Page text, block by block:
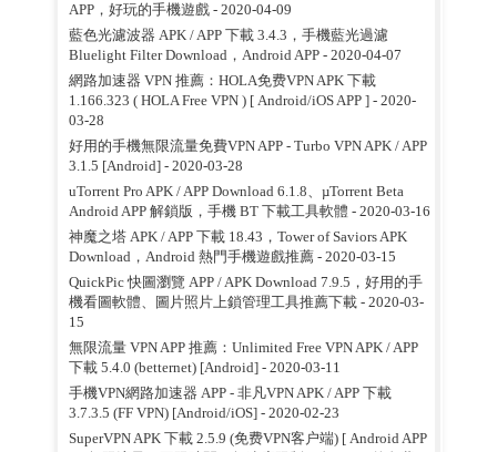
APP，好玩的手機遊戲- 2020-04-09
藍色光濾波器 APK / APP 下載 3.4.3，手機藍光過濾
Bluelight Filter Download，Android APP- 2020-04-07
網路加速器 VPN 推薦：HOLA免费VPN APK 下載
1.166.323 ( HOLA Free VPN ) [ Android/iOS APP ]- 2020-
03-28
好用的手機無限流量免費VPN APP - Turbo VPN APK / APP
3.1.5 [Android]- 2020-03-28
uTorrent Pro APK / APP Download 6.1.8、µTorrent Beta
Android APP 解鎖版，手機 BT 下載工具軟體 - 2020-03-16
神魔之塔 APK / APP 下載 18.43，Tower of Saviors APK
Download，Android 熱門手機遊戲推薦- 2020-03-15
QuickPic 快圖瀏覽 APP / APK Download 7.9.5，好用的手
機看圖軟體、圖片照片上鎖管理工具推薦下載- 2020-03-
15
無限流量 VPN APP 推薦：Unlimited Free VPN APK / APP
下載 5.4.0 (betternet) [Android]- 2020-03-11
手機VPN網路加速器 APP - 非凡VPN APK / APP 下載
3.7.3.5 (FF VPN) [Android/iOS]- 2020-02-23
SuperVPN APK 下載 2.5.9 (免费VPN客户端) [ Android APP